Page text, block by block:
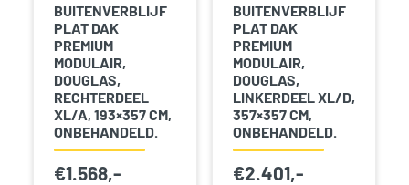
BUITENVERBLIJF
PLAT DAK
PREMIUM
MODULAIR,
DOUGLAS,
RECHTERDEEL
XL/A, 193×357 CM,
ONBEHANDELD.
€1.568,-
BUITENVERBLIJF
PLAT DAK
PREMIUM
MODULAIR,
DOUGLAS,
LINKERDEEL XL/D,
357×357 CM,
ONBEHANDELD.
€2.401,-